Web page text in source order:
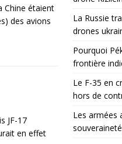
Chine étaient
des avions
JF-17
en effet
La Russie
drones
Pourquoi
frontière
Le F-35 en
hors de
Les armées